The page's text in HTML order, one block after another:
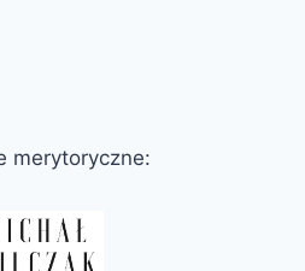
merytoryczne: